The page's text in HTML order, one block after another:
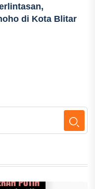
di Kota Blitar